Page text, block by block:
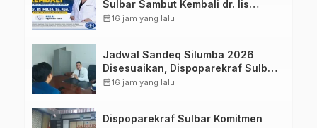
Sulbar Sambut Kembali dr. Iis
Imelda, Sp.Rad
calendar_month16 jam yang lalu
Jadwal Sandeq Silumba 2026
Disesuaikan, Dispoparekraf Sulbar
Pastikan Persiapan Tetap
calendar_month16 jam yang lalu
Dispoparekraf Sulbar Komitmen